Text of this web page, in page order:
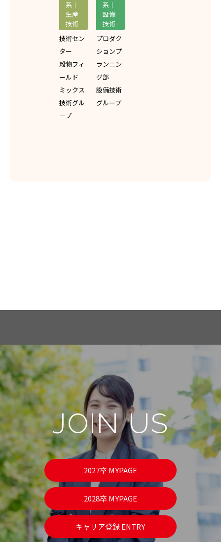
T.H.
技術セン
ター
穀物フィ
ールド
ミックス
技術グル
ープ
系｜
生産
技術
S.G.
プロダク
ションプ
ランニン
グ部
設備技術
グループ
系｜
設備
技術
JOIN US
2027卒 MYPAGE
2028卒 MYPAGE
キャリア登録 ENTRY